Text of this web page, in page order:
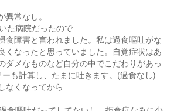
常なし。
た病院だったので
食障害と言われました。私は過食嘔吐がな
くなったと思っていました。自覚症状はあ
ダメなものなど自分の中でこだわりがあっ
も計算し、たまに吐きます。(過食なし)
なくなってから